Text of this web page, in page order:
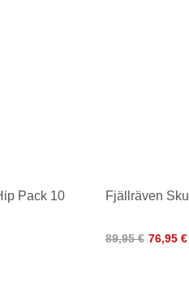
Pack 10 Fjällräven
89,95 € 76,95 €